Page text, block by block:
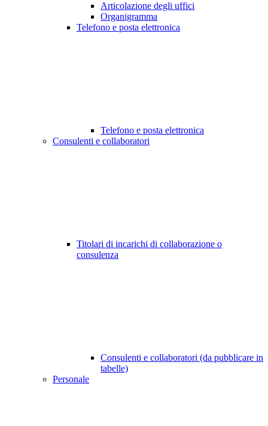
Articolazione degli uffici
Organigramma
Telefono e posta elettronica
Telefono e posta elettronica
Consulenti e collaboratori
Titolari di incarichi di collaborazione o
consulenza
Consulenti e collaboratori (da pubblicare in
tabelle)
Personale